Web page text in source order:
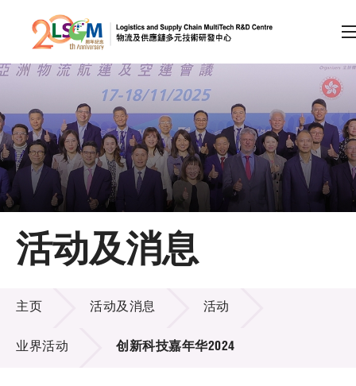
跳到内容（按回车键）
会员登录
A A EN 繁 简
主页
关于LSCM
技术商品化
项目及资助计划
活动及消息
活动及消息
活动及消息
主页 活动及消息 活动
业界活动 创新科技嘉年华2024